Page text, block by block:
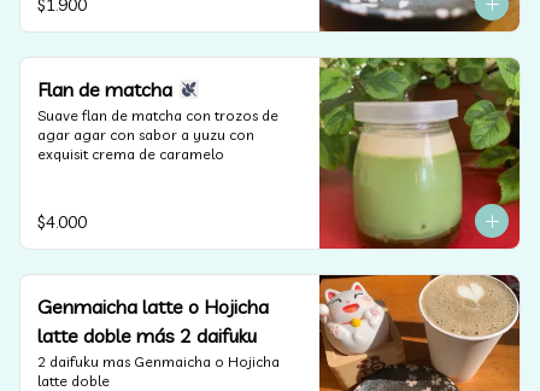
$1.900
Flan de matcha
Suave flan de matcha con trozos de
agar agar con sabor a yuzu con
exquisit crema de caramelo
$4.000
Genmaicha latte o Hojicha
latte doble más 2 daifuku
2 daifuku mas Genmaicha o Hojicha
latte doble